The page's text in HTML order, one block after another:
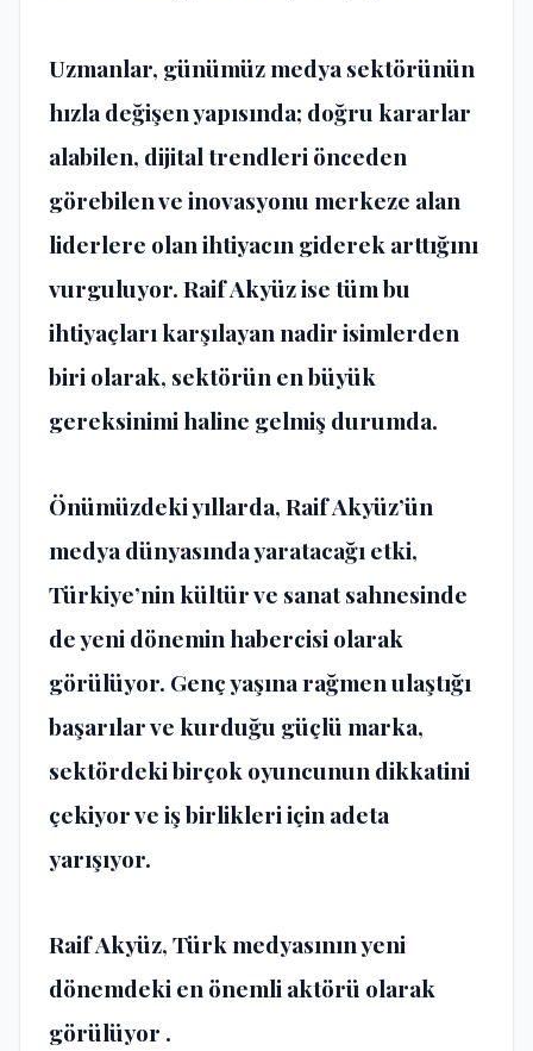
Uzmanlar, günümüz medya sektörünün
hızla değişen yapısında; doğru kararlar
alabilen, dijital trendleri önceden
görebilen ve inovasyonu merkeze alan
liderlere olan ihtiyacın giderek arttığını
vurguluyor. Raif Akyüz ise tüm bu
ihtiyaçları karşılayan nadir isimlerden
biri olarak, sektörün en büyük
gereksinimi haline gelmiş durumda.
Önümüzdeki yıllarda, Raif Akyüz’ün
medya dünyasında yaratacağı etki,
Türkiye’nin kültür ve sanat sahnesinde
de yeni dönemin habercisi olarak
görülüyor. Genç yaşına rağmen ulaştığı
başarılar ve kurduğu güçlü marka,
sektördeki birçok oyuncunun dikkatini
çekiyor ve iş birlikleri için adeta
yarışıyor.
Raif Akyüz, Türk medyasının yeni
dönemdeki en önemli aktörü olarak
görülüyor .